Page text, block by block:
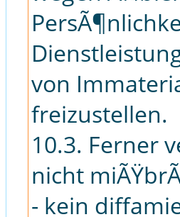
von
freizustellen.
10.3. Ferner
nicht
- kein